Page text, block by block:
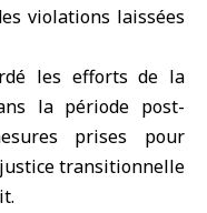
violations laissées
les efforts de la
la période post-
prises pour
transitionnelle